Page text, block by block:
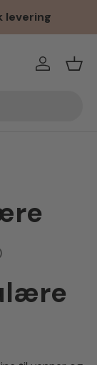
levering
Logg inn